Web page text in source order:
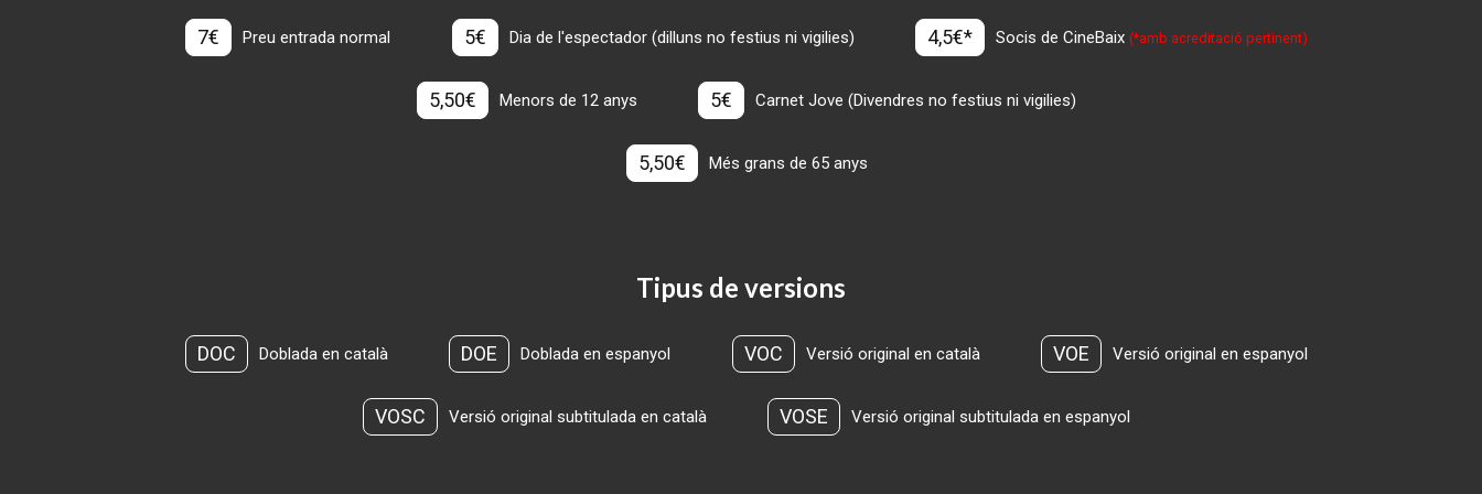
7€ Preu entrada normal 5€ Dia de l'espectador (dilluns no festius ni vigilies) 4,5€* Socis de CineBaix(*amb acreditació pertinent)
5,50€ Menors de 12 anys 5€ Carnet Jove (Divendres no festius ni vigilies)
5,50€ Més grans de 65 anys
Tipus de versions
DOC Doblada en català DOE Doblada en espanyol VOC Versió original en català VOE Versió original en espanyol
VOSC Versió original subtitulada en català VOSE Versió original subtitulada en espanyol